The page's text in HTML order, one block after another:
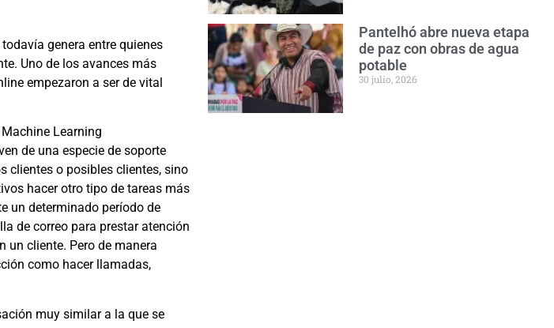
genera entre quienes
Uno de los avances más
empezaron a ser de vital
Learning
de una especie de soporte
clientes o posibles clientes, sino
hacer otro tipo de tareas más
un determinado período de
de correo para prestar atención
un cliente. Pero de manera
como hacer llamadas,
muy similar a la que se
Pantelhó abre nueva etapa
de paz con obras de agua
potable
30 julio, 2026